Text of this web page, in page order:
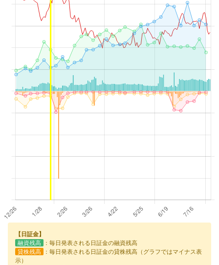
【日証金】
融資残高
：毎日発表される日証金の融資残高
貸株残高
：毎日発表される日証金の貸株残高（グラフではマイナス表
示）